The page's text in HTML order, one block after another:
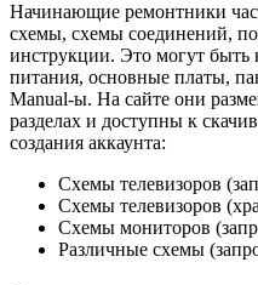
Начинающие ремонтники
схемы, схемы соединений,
инструкции. Это могут быть
питания, основные платы,
Manual-ы. На сайте они
разделах и доступны к
создания аккаунта:
Схемы телевизоров
Схемы телевизоров
Схемы мониторов
Различные схемы